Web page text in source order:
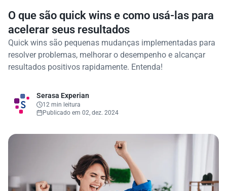
O que são quick wins e como usá-las para
acelerar seus resultados
Quick wins são pequenas mudanças implementadas para
resolver problemas, melhorar o desempenho e alcançar
resultados positivos rapidamente. Entenda!
Serasa Experian
12 min leitura
Publicado em 02, dez. 2024